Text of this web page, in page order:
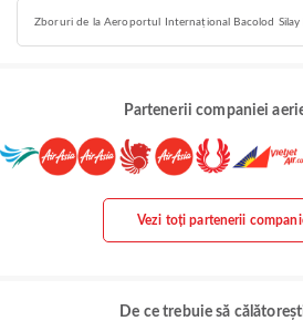
Zboruri de la Aeroportul Internațional Bacolod Silay
Partenerii companiei
Vezi toți partenerii
De ce trebuie să